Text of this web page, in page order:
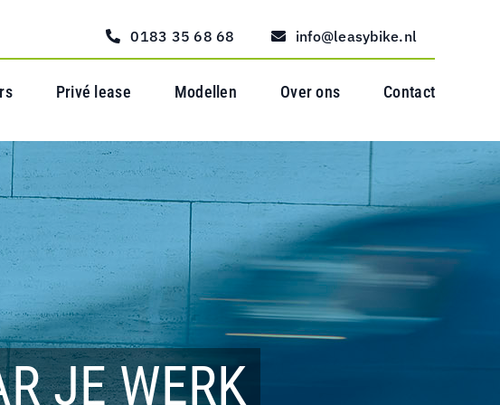
0183 35 68 68 info@leasybike.nl
Privé lease Modellen Over ons Contact
JE WERK